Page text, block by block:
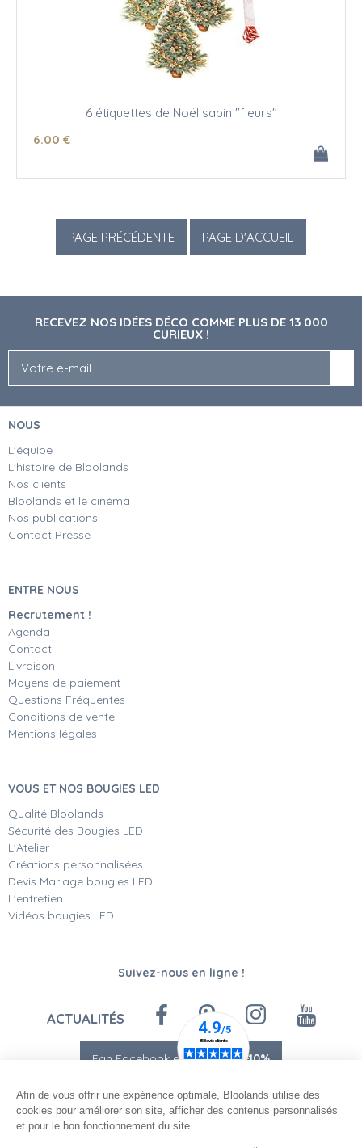
6 étiquettes de Noël sapin "fleurs"
6.00 €
RECEVEZ NOS IDÉES DÉCO COMME PLUS DE 13 000
CURIEUX !
NOUS
L'équipe
L'histoire de Bloolands
Nos clients
Bloolands et le cinéma
Nos publications
Contact Presse
ENTRE NOUS
Recrutement !
Agenda
Contact
Livraison
Moyens de paiement
Questions Fréquentes
Conditions de vente
Mentions légales
VOUS ET NOS BOUGIES LED
Qualité Bloolands
Sécurité des Bougies LED
L'Atelier
Créations personnalisées
Devis Mariage bougies LED
L'entretien
Vidéos bougies LED
Suivez-nous en ligne !
ACTUALITÉS
Fan Facebook et Instagram-10%
Afin de vous offrir une expérience optimale, Bloolands utilise des
cookies pour améliorer son site, afficher des contenus personnalisés
et pour le bon fonctionnement du site.